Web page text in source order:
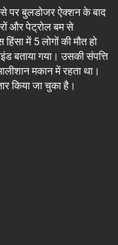
पर बुलडोजर ऐक्शन के बाद
और पेट्रोल बम से
में 5 लोगों की मौत हो
बताया गया। उसकी संपत्ति
मकान में रहता था।
किया जा चुका है।